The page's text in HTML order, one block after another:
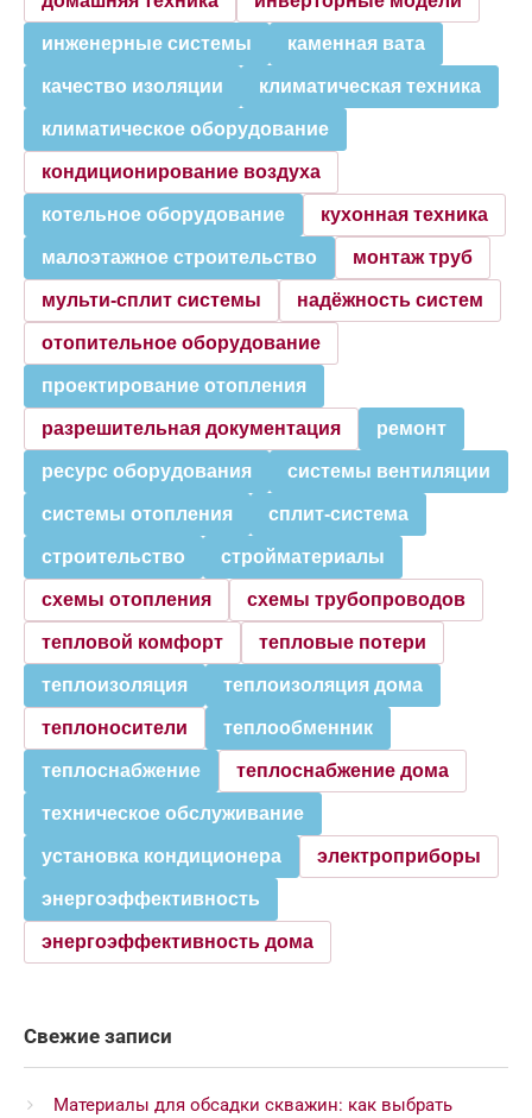
инженерные системы каменная вата
качество изоляции климатическая техника
климатическое оборудование
кондиционирование воздуха
котельное оборудование кухонная техника
малоэтажное строительство монтаж труб
мульти-сплит системы надёжность систем
отопительное оборудование
проектирование отопления
разрешительная документация ремонт
ресурс оборудования системы вентиляции
системы отопления сплит-система
строительство стройматериалы
схемы отопления схемы трубопроводов
тепловой комфорт тепловые потери
теплоизоляция теплоизоляция дома
теплоносители теплообменник
теплоснабжение теплоснабжение дома
техническое обслуживание
установка кондиционера электроприборы
энергоэффективность
энергоэффективность дома
Свежие записи
Материалы для обсадки скважин: как выбрать